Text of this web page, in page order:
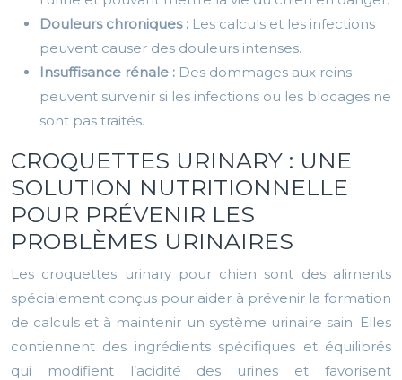
Douleurs chroniques : Les calculs et les infections
peuvent causer des douleurs intenses.
Insuffisance rénale : Des dommages aux reins
peuvent survenir si les infections ou les blocages ne
sont pas traités.
CROQUETTES URINARY : UNE
SOLUTION NUTRITIONNELLE
POUR PRÉVENIR LES
PROBLÈMES URINAIRES
Les croquettes urinary pour chien sont des aliments
spécialement conçus pour aider à prévenir la formation
de calculs et à maintenir un système urinaire sain. Elles
contiennent des ingrédients spécifiques et équilibrés
qui modifient l’acidité des urines et favorisent